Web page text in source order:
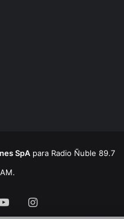
SpA para Radio Ñuble 89.7
YouTubeInstagram